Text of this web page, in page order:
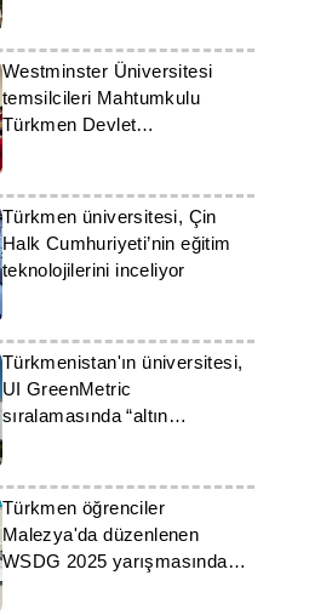
eğitim görüyor
Westminster Üniversitesi
temsilcileri Mahtumkulu
Türkmen Devlet
Üniversitesi'ni ziyaret etti
Türkmen üniversitesi, Çin
Halk Cumhuriyeti’nin eğitim
teknolojilerini inceliyor
Türkmenistan'ın üniversitesi,
UI GreenMetric
sıralamasında “altın
kategori”ye yükseldi
Türkmen öğrenciler
Malezya'da düzenlenen
WSDG 2025 yarışmasında
başarıyla yarıştı